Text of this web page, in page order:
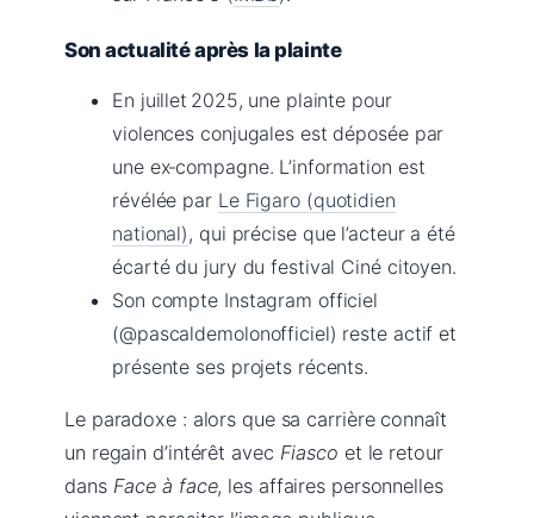
Son actualité après la plainte
En juillet 2025, une plainte pour
violences conjugales est déposée par
une ex‑compagne. L’information est
révélée par Le Figaro (quotidien
national) , qui précise que l’acteur a été
écarté du jury du festival Ciné citoyen.
Son compte Instagram officiel
(@pascaldemolonofficiel) reste actif et
présente ses projets récents.
Le paradoxe : alors que sa carrière connaît
un regain d’intérêt avec Fiasco et le retour
dans Face à face, les affaires personnelles